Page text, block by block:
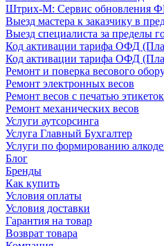
Штрих-М: Сервис обновления
Выезд мастера к заказчику в
Выезд специалиста за пределы
Код активации тарифа ОФД
Код активации тарифа ОФД
Ремонт и поверка весового
Ремонт электронных весов
Ремонт весов с печатью этикеток
Ремонт механических весов
Услуги аутсорсинга
Услуга Главный Бухгалтер
Услуги по формированию
Блог
Бренды
Как купить
Условия оплаты
Условия доставки
Гарантия на товар
Возврат товара